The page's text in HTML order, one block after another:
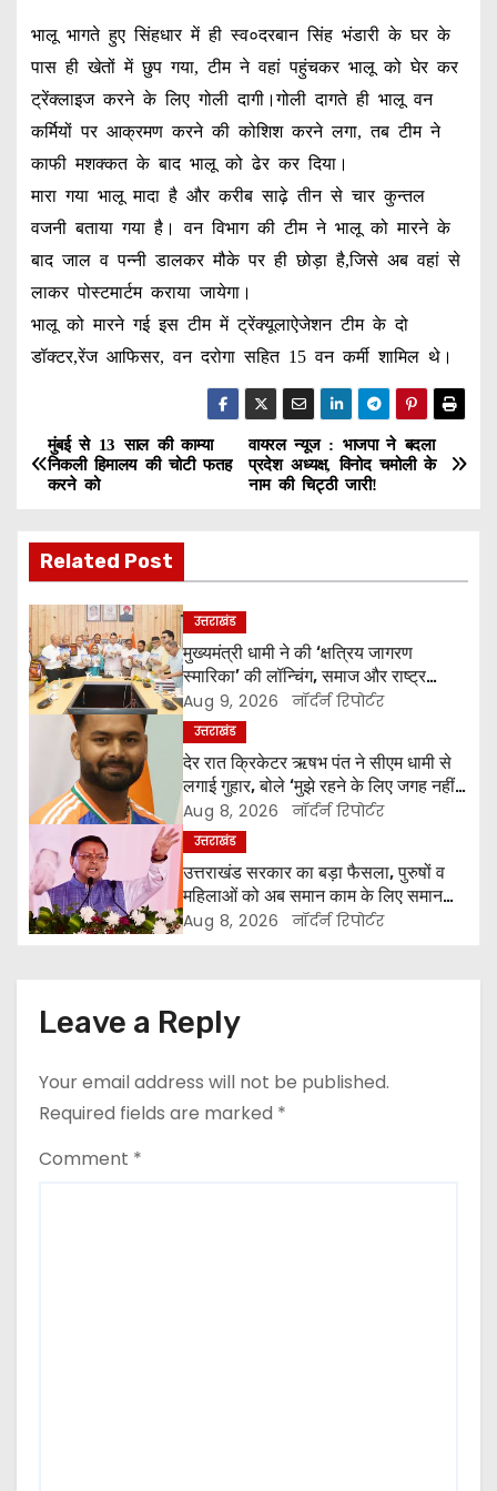
भालू भागते हुए सिंहधार में ही स्व०दरबान सिंह भंडारी के घर के
पास ही खेतों में छुप गया, टीम ने वहां पहुंचकर भालू को घेर कर
ट्रेंक्लाइज करने के लिए गोली दागी।गोली दागते ही भालू वन
कर्मियों पर आक्रमण करने की कोशिश करने लगा, तब टीम ने
काफी मशक्कत के बाद भालू को ढेर कर दिया।
मारा गया भालू मादा है और करीब साढ़े तीन से चार कुन्तल
वजनी बताया गया है। वन विभाग की टीम ने भालू को मारने के
बाद जाल व पन्नी डालकर मौके पर ही छोड़ा है,जिसे अब वहां से
लाकर पोस्टमार्टम कराया जायेगा।
भालू को मारने गई इस टीम में ट्रेंक्यूलाऐजेशन टीम के दो
डॉक्टर,रेंज आफिसर, वन दरोगा सहित 15 वन कर्मी शामिल थे।
P
o
s
t
n
a
g
a
t
o
वायरल न्यूज : भाजपा ने बदला
प्रदेश अध्यक्ष, विनोद चमोली के
नाम की चिट्ठी जारी!
मुंबई से 13 साल की काम्या
निकली हिमालय की चोटी फतह
करने को
Related Post
उत्तराखंड
मुख्यमंत्री धामी ने की ‘क्षत्रिय जागरण
स्मारिका’ की लॉन्चिंग, समाज और राष्ट्र
निर्माण में युवाओं से मांगा सहयोग
Aug 9, 2026 नॉर्दर्न रिपोर्टर
उत्तराखंड
देर रात क्रिकेटर ऋषभ पंत ने सीएम धामी से
लगाई गुहार, बोले ‘मुझे रहने के लिए जगह नहीं
मिल रही’
Aug 8, 2026 नॉर्दर्न रिपोर्टर
उत्तराखंड
उत्तराखंड सरकार का बड़ा फैसला, पुरुषों व
महिलाओं को अब समान काम के लिए समान
वेतन
Aug 8, 2026 नॉर्दर्न रिपोर्टर
Leave a Reply
Your email address will not be published.
Required fields are marked *
Comment *